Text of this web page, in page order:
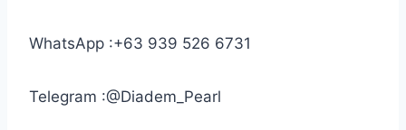
WhatsApp :+63 939 526 6731
Telegram :@Diadem_Pearl